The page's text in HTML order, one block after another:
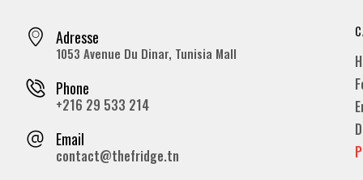
Adresse
1053 Avenue Du Dinar, Tunisia Mall
Phone
+216 29 533 214
Email
contact@thefridge.tn